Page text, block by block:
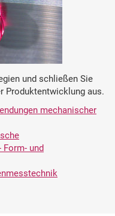
und schließen Sie
Produktentwicklung aus.
mechanischer
Form- und